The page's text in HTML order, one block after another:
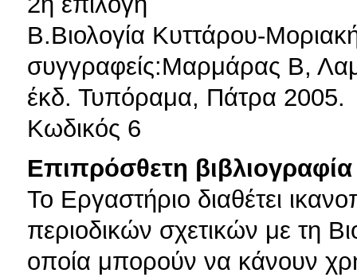
Β.Βιολογία Κυττάρου-
συγγραφείς:Μαρμάρας Β,
έκδ. Τυπόραμα, Πάτρα 2005.
Κωδικός 6
Επιπρόσθετη βιβλιογραφία
Το Εργαστήριο διαθέτει
περιοδικών σχετικών με τη
οποία μπορούν να κάνουν